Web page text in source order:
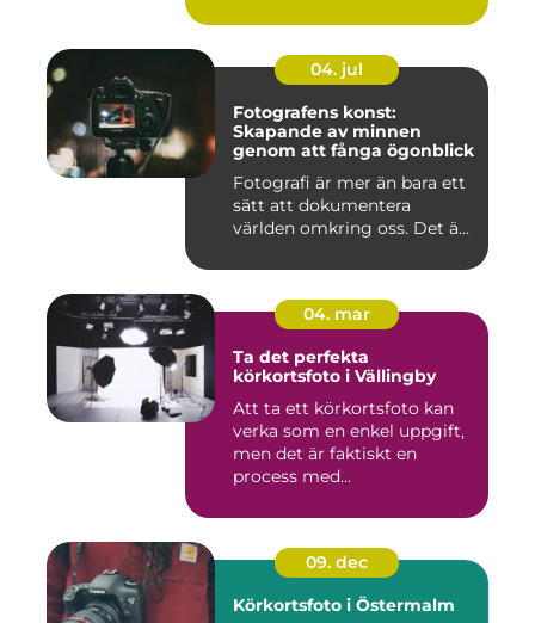
04. jul
Fotografens konst:
Skapande av minnen
genom att fånga ögonblick
Fotografi är mer än bara ett
sätt att dokumentera
världen omkring oss. Det ä...
04. mar
Ta det perfekta
körkortsfoto i Vällingby
Att ta ett körkortsfoto kan
verka som en enkel uppgift,
men det är faktiskt en
process med...
09. dec
Körkortsfoto i Östermalm